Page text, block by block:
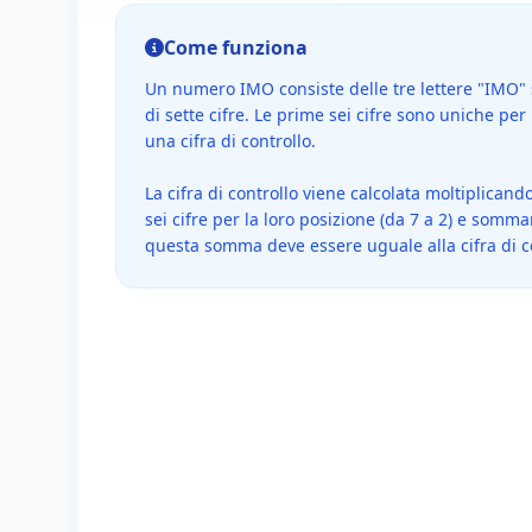
Come funziona
Un numero IMO consiste delle tre lettere
di sette cifre. Le prime sei cifre sono uniche per
una cifra di controllo.
La cifra di controllo viene calcolata
sei cifre per la loro posizione (da 7 a 2) e
questa somma deve essere uguale alla cifra di